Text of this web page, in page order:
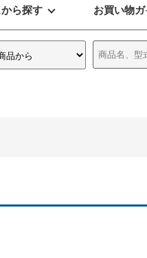
ら探す お買い物ガ